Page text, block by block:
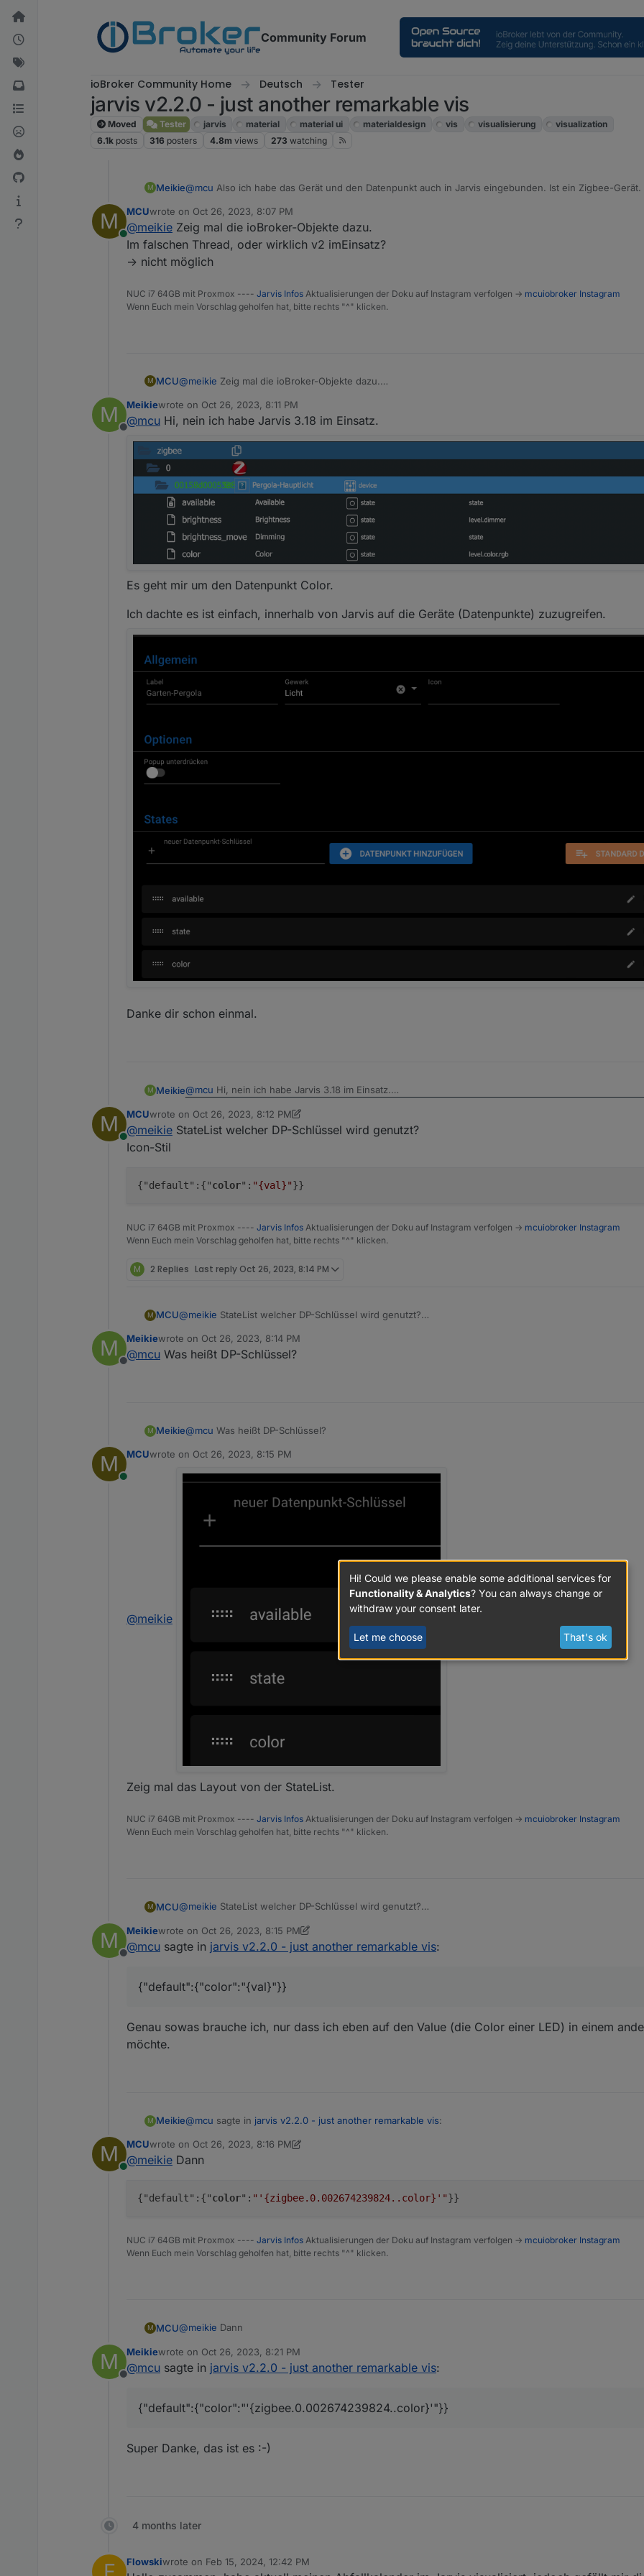
Skip to content
Community Forum
ioBroker Community Home Deutsch Tester
jarvis v2.2.0 - just another remarkable vis
Moved Tester jarvis material material ui materialdesign vis visualisierung
visualization
6.1k posts 316 posters 4.8m views 273 watching
M Meikie@mcu Also ich habe das Gerät und den Datenpunkt auch in Jarvis eingebunden. Ist ein Zigbee-Gerät.
M
Online
MCUwrote on Oct 26, 2023, 8:07 PM
last edited by
@meikie Zeig mal die ioBroker-Objekte dazu.
Im falschen Thread, oder wirklich v2 imEinsatz?
-> nicht möglich
NUC i7 64GB mit Proxmox ---- Jarvis Infos Aktualisierungen der Doku auf Instagram verfolgen -> mcuiobroker Instagram
Wenn Euch mein Vorschlag geholfen hat, bitte rechts "^" klicken.
M MCU@meikie Zeig mal die ioBroker-Objekte dazu.
-> nicht möglich
M
Offline
Meikiewrote on Oct 26, 2023, 8:11 PM
last edited by
@mcu Hi, nein ich habe Jarvis 3.18 im Einsatz.
Es geht mir um den Datenpunkt Color.
Ich dachte es ist einfach, innerhalb von Jarvis auf die Geräte (Datenpunkte) zuzugreifen.
Danke dir schon einmal.
M Meikie@mcu Hi, nein ich habe Jarvis 3.18 im Einsatz.
Ich dachte es ist einfach, innerhalb von Jarvis auf die Geräte (Datenpunkte) zuzugreifen.
M
Online
MCUwrote on Oct 26, 2023, 8:12 PM
last edited by MCUOct 26, 2023, 10:14 PM
@meikie StateList welcher DP-Schlüssel wird genutzt?
Icon-Stil
{"default":{"color": "{val}"
NUC i7 64GB mit Proxmox ---- Jarvis Infos Aktualisierungen der Doku auf Instagram verfolgen -> mcuiobroker Instagram
Wenn Euch mein Vorschlag geholfen hat, bitte rechts "^" klicken.
M 2 Replies Last reply Oct 26, 2023, 8:14 PM
M MCU@meikie StateList welcher DP-Schlüssel wird genutzt?
M
Offline
Meikiewrote on Oct 26, 2023, 8:14 PM
last edited by
@mcu Was heißt DP-Schlüssel?
M Meikie@mcu Was heißt DP-Schlüssel?
M
Online
MCUwrote on Oct 26, 2023, 8:15 PM
last edited by
@meikie
Zeig mal das Layout von der StateList.
NUC i7 64GB mit Proxmox ---- Jarvis Infos Aktualisierungen der Doku auf Instagram verfolgen -> mcuiobroker Instagram
Wenn Euch mein Vorschlag geholfen hat, bitte rechts "^" klicken.
M MCU@meikie StateList welcher DP-Schlüssel wird genutzt?
M
Offline
Meikiewrote on Oct 26, 2023, 8:15 PM
last edited by MeikieOct 26, 2023, 10:15 PM
@mcu sagte in jarvis v2.2.0 - just another remarkable vis:
{"default":{"color":"{val}"}}
Genau sowas brauche ich, nur dass ich eben auf den Value (die Color einer LED) in einem
möchte.
M Meikie@mcu sagte in jarvis v2.2.0 - just another remarkable vis:
{"default":{"color":"{val}"}}
Genau sowas brauche ich, nur dass ich eben auf den Value (die Color einer LED) in einem anderen
M
Online
MCUwrote on Oct 26, 2023, 8:16 PM
last edited by MCUOct 26, 2023, 10:16 PM
@meikie Dann
{"default":{"color": "'{zigbee.0.002674239824..color}'"
NUC i7 64GB mit Proxmox ---- Jarvis Infos Aktualisierungen der Doku auf Instagram verfolgen -> mcuiobroker Instagram
Wenn Euch mein Vorschlag geholfen hat, bitte rechts "^" klicken.
M MCU@meikie Dann
M
Offline
Meikiewrote on Oct 26, 2023, 8:21 PM
last edited by
@mcu sagte in jarvis v2.2.0 - just another remarkable vis:
{"default":{"color":"'{zigbee.0.002674239824..color}'"}}
Super Danke, das ist es :-)
4 months later
Flowskiwrote on Feb 15, 2024, 12:42 PM
last edited by
Hi! Could we please enable some additional services for
Functionality & Analytics? You can always change or
withdraw your consent later.
Let me choose That's ok